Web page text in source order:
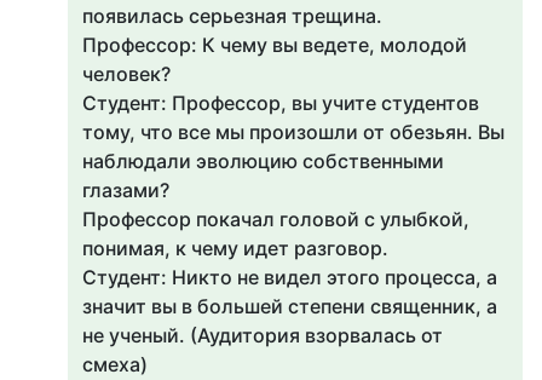
появилась серьезная трещина.
Профессор: К чему вы ведете, молодой
человек?
Студент: Профессор, вы учите студентов
тому, что все мы произошли от обезьян. Вы
наблюдали эволюцию собственными
глазами?
Профессор покачал головой с улыбкой,
понимая, к чему идет разговор.
Студент: Никто не видел этого процесса, а
значит вы в большей степени священник, а
не ученый. (Аудитория взорвалась от
смеха)